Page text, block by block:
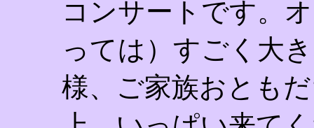
コンサートです。
っては）すごく大
様、ご家族おとも